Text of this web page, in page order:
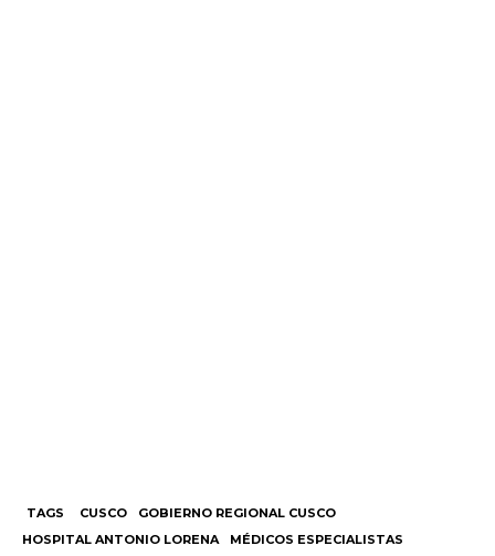
TAGS CUSCO
GOBIERNO REGIONAL CUSCO
HOSPITAL ANTONIO LORENA
MÉDICOS ESPECIALISTAS